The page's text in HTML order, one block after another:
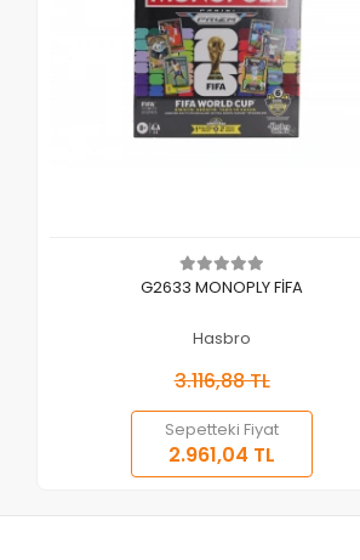
Sepete Ekle
G2633 MONOPLY FİFA
Hasbro
3.116,88 TL
Sepetteki Fiyat
2.961,04 TL